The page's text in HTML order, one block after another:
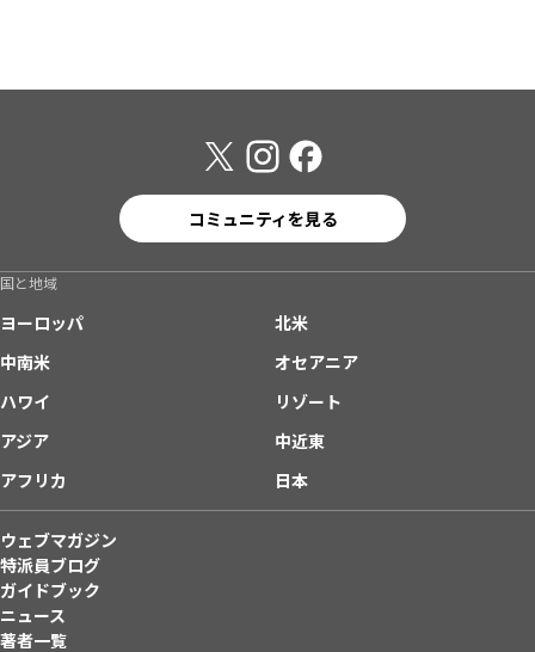
コミュニティを見る
国と地域
ヨーロッパ
北米
中南米
オセアニア
ハワイ
リゾート
アジア
中近東
アフリカ
日本
ウェブマガジン
特派員ブログ
ガイドブック
ニュース
著者一覧